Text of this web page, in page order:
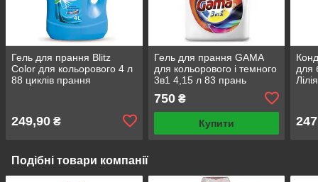
Гель для прання Blitz
Color для кольорового 4 л
88 циклів прання
249,90 ₴
Гель для прання GAMA
для кольорового і темного
3в1 4,15 л 83 прань
750₴
Купити
для
Подібні товари компанії